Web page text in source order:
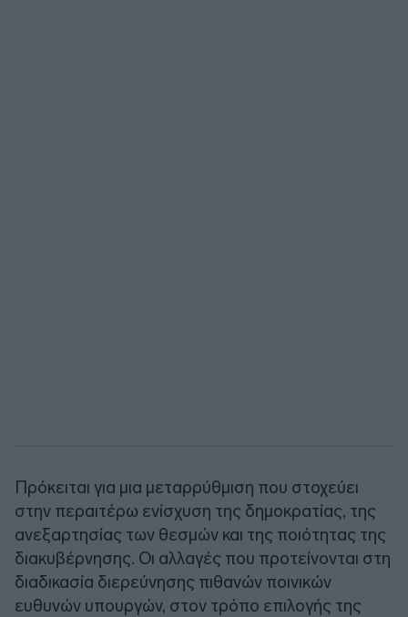
Πρόκειται για μια μεταρρύθμιση που στοχεύει
στην περαιτέρω ενίσχυση της δημοκρατίας, της
ανεξαρτησίας των θεσμών και της ποιότητας της
διακυβέρνησης. Οι αλλαγές που προτείνονται στη
διαδικασία διερεύνησης πιθανών ποινικών
ευθυνών υπουργών, στον τρόπο επιλογής της